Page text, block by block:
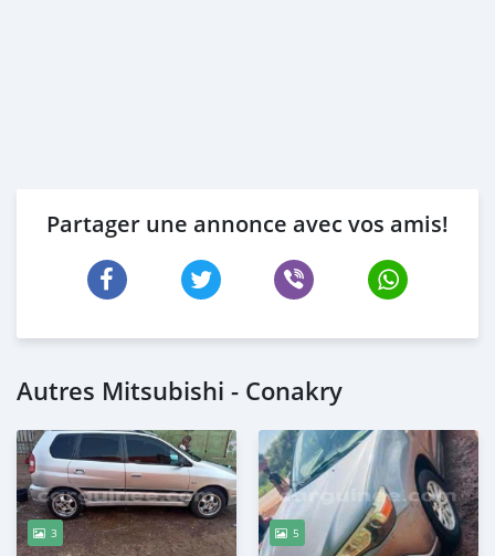
Partager une annonce avec vos amis!
Autres Mitsubishi - Conakry
3 5